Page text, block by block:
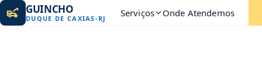
GUINCHO
DUQUE DE CAXIAS-RJ Serviços Onde Atendemos